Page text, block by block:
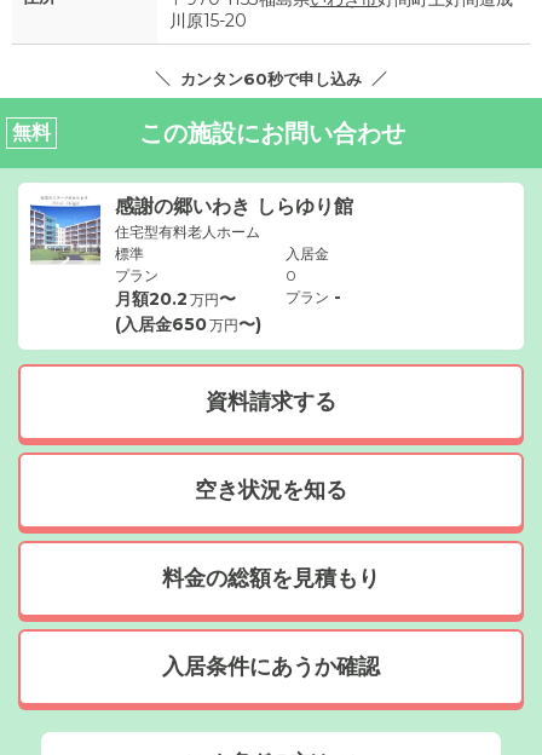
川原15-20
カンタン60秒で申し込み
無料 この施設にお問い合わせ
感謝の郷いわき しらゆり館
住宅型有料老人ホーム
標準
プラン
月額20.2 万円〜
(入居金650万円〜)
入居金
0
プラン -
資料請求する
空き状況を知る
料金の総額を見積もり
入居条件にあうか確認